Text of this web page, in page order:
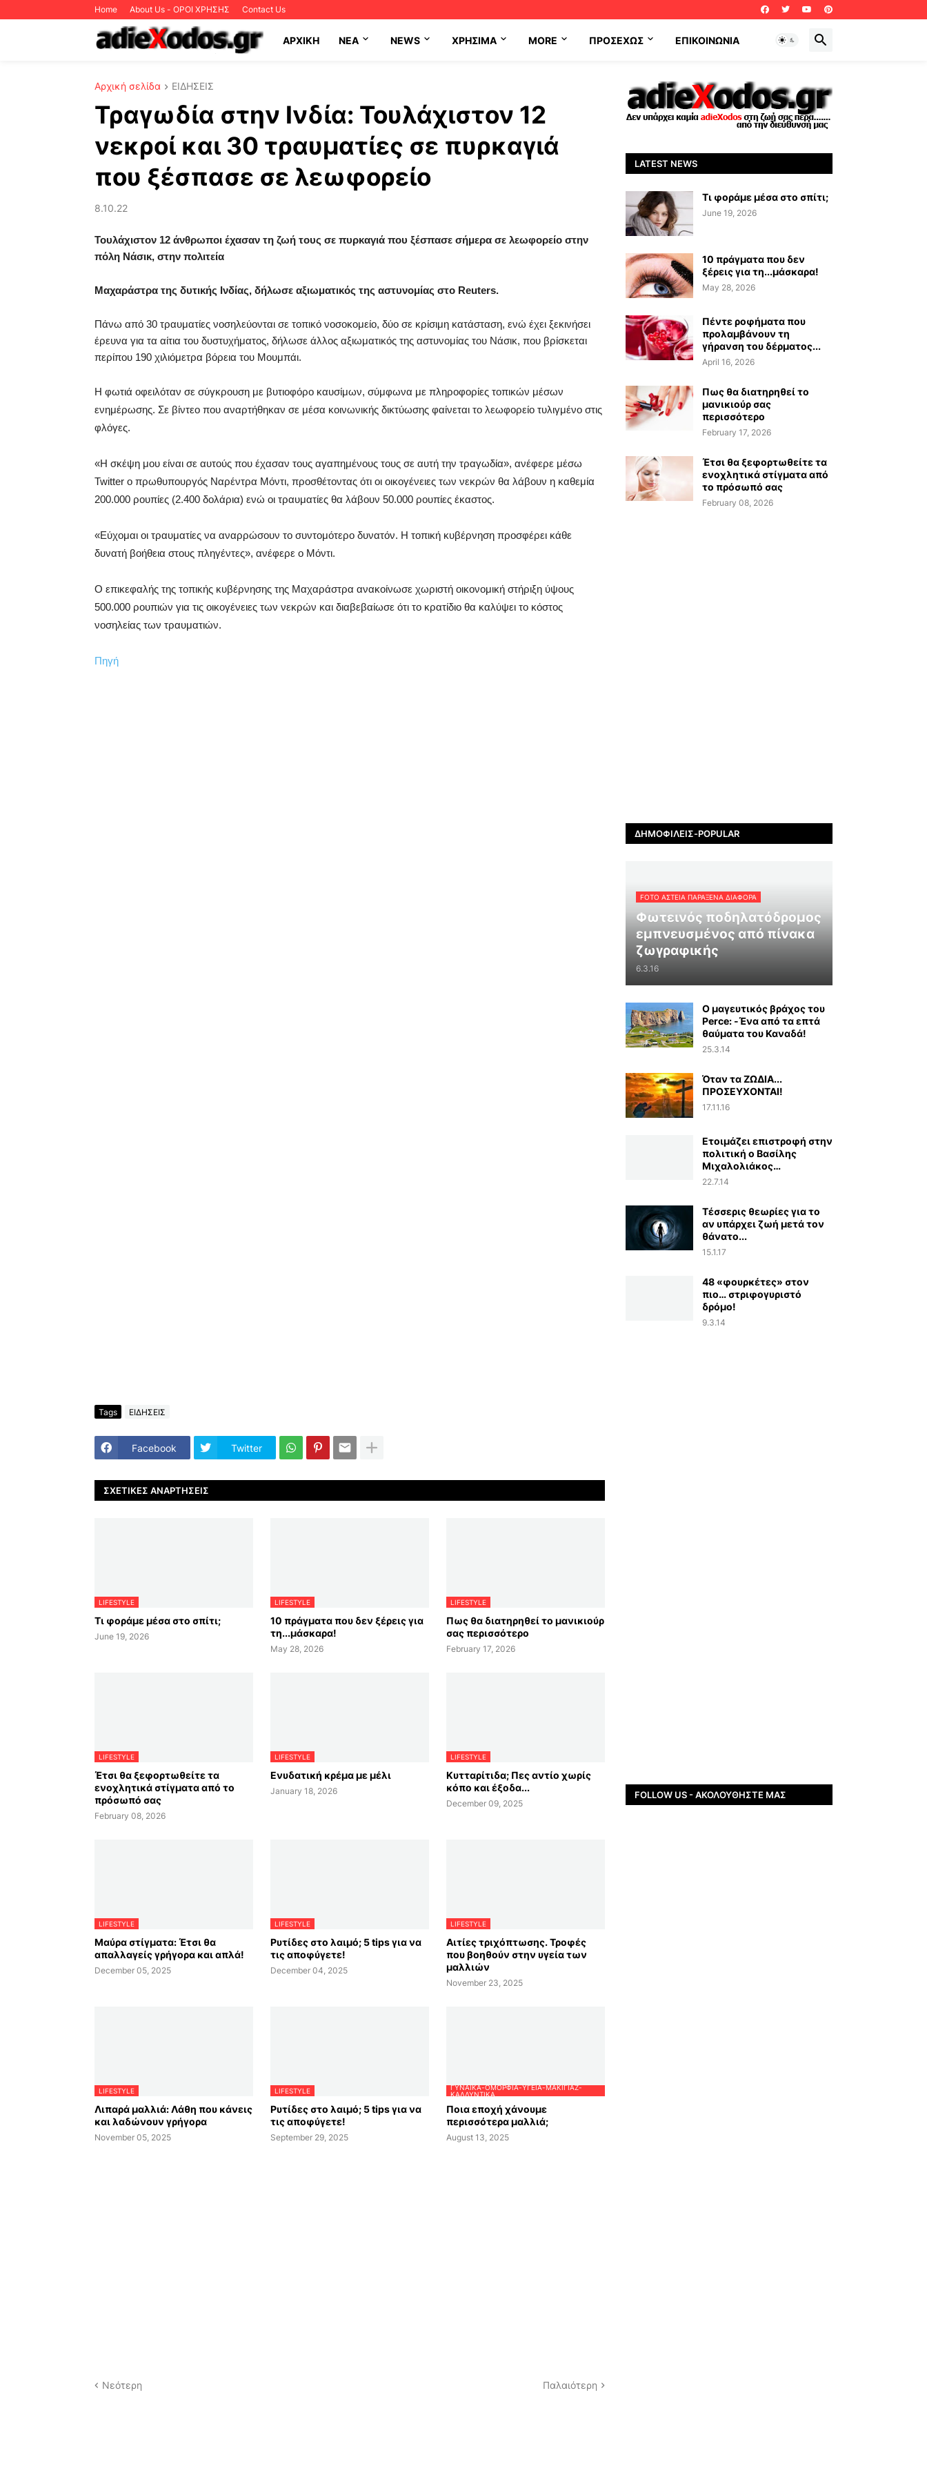
Home About Us - ΟΡΟΙ ΧΡΗΣΗΣ Contact Us
ΑΡΧΙΚΗ NEA NEWS ΧΡΉΣΙΜΑ MORE ΠΡΟΣΕΧΩΣ ΕΠΙΚΟΙΝΩΝΊΑ
Αρχική σελίδα ΕΙΔΗΣΕΙΣ
Τραγωδία στην Ινδία: Τουλάχιστον 12
νεκροί και 30 τραυματίες σε πυρκαγιά
που ξέσπασε σε λεωφορείο
8.10.22
Τουλάχιστον 12 άνθρωποι έχασαν τη ζωή τους σε πυρκαγιά που ξέσπασε σήμερα σε λεωφορείο στην
πόλη Νάσικ, στην πολιτεία
Μαχαράστρα της δυτικής Ινδίας, δήλωσε αξιωματικός της αστυνομίας στο Reuters.
Πάνω από 30 τραυματίες νοσηλεύονται σε τοπικό νοσοκομείο, δύο σε κρίσιμη κατάσταση, ενώ έχει ξεκινήσει
έρευνα για τα αίτια του δυστυχήματος, δήλωσε άλλος αξιωματικός της αστυνομίας του Νάσικ, που βρίσκεται
περίπου 190 χιλιόμετρα βόρεια του Μουμπάι.
Η φωτιά οφειλόταν σε σύγκρουση με βυτιοφόρο καυσίμων, σύμφωνα με πληροφορίες τοπικών μέσων
ενημέρωσης. Σε βίντεο που αναρτήθηκαν σε μέσα κοινωνικής δικτύωσης φαίνεται το λεωφορείο τυλιγμένο στις
φλόγες.
«Η σκέψη μου είναι σε αυτούς που έχασαν τους αγαπημένους τους σε αυτή την τραγωδία», ανέφερε μέσω
Twitter ο πρωθυπουργός Ναρέντρα Μόντι, προσθέτοντας ότι οι οικογένειες των νεκρών θα λάβουν η καθεμία
200.000 ρουπίες (2.400 δολάρια) ενώ οι τραυματίες θα λάβουν 50.000 ρουπίες έκαστος.
«Εύχομαι οι τραυματίες να αναρρώσουν το συντομότερο δυνατόν. Η τοπική κυβέρνηση προσφέρει κάθε
δυνατή βοήθεια στους πληγέντες», ανέφερε ο Μόντι.
Ο επικεφαλής της τοπικής κυβέρνησης της Μαχαράστρα ανακοίνωσε χωριστή οικονομική στήριξη ύψους
500.000 ρουπιών για τις οικογένειες των νεκρών και διαβεβαίωσε ότι το κρατίδιο θα καλύψει το κόστος
νοσηλείας των τραυματιών.
Πηγή
Tags ΕΙΔΗΣΕΙΣ
Facebook Twitter
ΣΧΕΤΙΚΈΣ ΑΝΑΡΤΉΣΕΙΣ
LIFESTYLE
Τι φοράμε μέσα στο σπίτι;
June 19, 2026
LIFESTYLE
10 πράγματα που δεν ξέρεις για
τη...μάσκαρα!
May 28, 2026
LIFESTYLE
Πως θα διατηρηθεί το μανικιούρ
σας περισσότερο
February 17, 2026
LIFESTYLE
Έτσι θα ξεφορτωθείτε τα
ενοχλητικά στίγματα από το
πρόσωπό σας
February 08, 2026
LIFESTYLE
Ενυδατική κρέμα με μέλι
January 18, 2026
LIFESTYLE
Κυτταρίτιδα; Πες αντίο χωρίς
κόπο και έξοδα...
December 09, 2025
LIFESTYLE
Μαύρα στίγματα: Έτσι θα
απαλλαγείς γρήγορα και απλά!
December 05, 2025
LIFESTYLE
Ρυτίδες στο λαιμό; 5 tips για να
τις αποφύγετε!
December 04, 2025
LIFESTYLE
Αιτίες τριχόπτωσης. Τροφές
που βοηθούν στην υγεία των
μαλλιών
November 23, 2025
LIFESTYLE
Λιπαρά μαλλιά: Λάθη που κάνεις
και λαδώνουν γρήγορα
November 05, 2025
LIFESTYLE
Ρυτίδες στο λαιμό; 5 tips για να
τις αποφύγετε!
September 29, 2025
ΓΥΝΑΊΚΑ-ΟΜΟΡΦΙΆ-ΥΓΕΊΑ-ΜΑΚΙΓΙΆΖ-
ΚΑΛΛΥΝΤΙΚΆ
Ποια εποχή χάνουμε
περισσότερα μαλλιά;
August 13, 2025
Νεότερη Παλαιότερη
LATEST NEWS
Τι φοράμε μέσα στο σπίτι;
June 19, 2026
10 πράγματα που δεν
ξέρεις για τη...μάσκαρα!
May 28, 2026
Πέντε ροφήματα που
προλαμβάνουν τη
γήρανση του δέρματος...
April 16, 2026
Πως θα διατηρηθεί το
μανικιούρ σας
περισσότερο
February 17, 2026
Έτσι θα ξεφορτωθείτε τα
ενοχλητικά στίγματα από
το πρόσωπό σας
February 08, 2026
ΔΗΜΟΦΙΛΕΊΣ-POPULAR
FOTO ΑΣΤΕΙΑ ΠΑΡΑΞΕΝΑ ΔΙΑΦΟΡΑ
Φωτεινός ποδηλατόδρομος
εμπνευσμένος από πίνακα
ζωγραφικής
6.3.16
Ο μαγευτικός βράχος του
Perce: -Ένα από τα επτά
θαύματα του Καναδά!
25.3.14
Όταν τα ΖΩΔΙΑ...
ΠΡΟΣΕΥΧΟΝΤΑΙ!
17.11.16
Ετοιμάζει επιστροφή στην
πολιτική ο Βασίλης
Μιχαλολιάκος…
22.7.14
Τέσσερις θεωρίες για το
αν υπάρχει ζωή μετά τον
θάνατο...
15.1.17
48 «φουρκέτες» στον
πιο… στριφογυριστό
δρόμο!
9.3.14
FOLLOW US - ΑΚΟΛΟΥΘΉΣΤΕ ΜΑΣ